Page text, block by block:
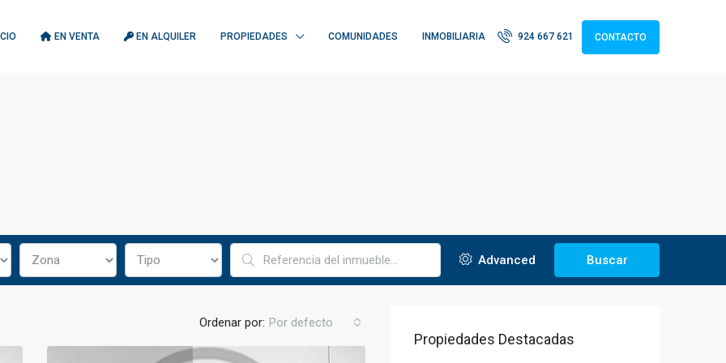
EN VENTA EN ALQUILER PROPIEDADES COMUNIDADES INMOBILIARIA 924 667 621 CONTACTO
Advanced Buscar
Ordenar por: Por defecto
Propiedades Destacadas